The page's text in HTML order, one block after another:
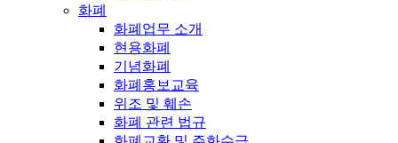
화폐
화폐업무 소개
현용화폐
기념화폐
화폐홍보교육
위조 및 훼손
화폐 관련 법규